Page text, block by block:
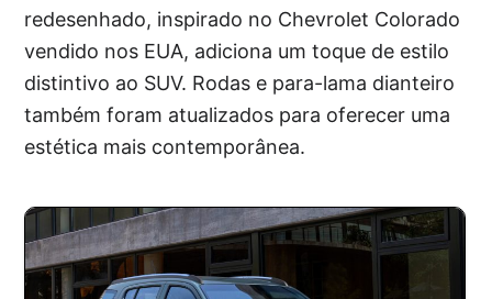
redesenhado, inspirado no Chevrolet Colorado
vendido nos EUA, adiciona um toque de estilo
distintivo ao SUV. Rodas e para-lama dianteiro
também foram atualizados para oferecer uma
estética mais contemporânea.